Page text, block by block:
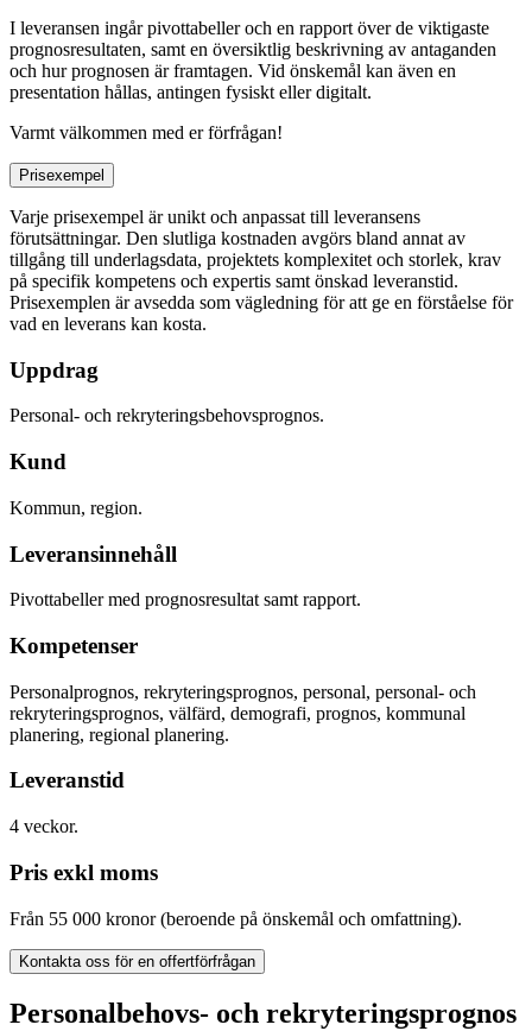
I leveransen ingår pivottabeller och en rapport över de viktigaste
prognosresultaten, samt en översiktlig beskrivning av antaganden
och hur prognosen är framtagen. Vid önskemål kan även en
presentation hållas, antingen fysiskt eller digitalt.
Varmt välkommen med er förfrågan!
Prisexempel
Varje prisexempel är unikt och anpassat till leveransens
förutsättningar. Den slutliga kostnaden avgörs bland annat av
tillgång till underlagsdata, projektets komplexitet och storlek, krav
på specifik kompetens och expertis samt önskad leveranstid.
Prisexemplen är avsedda som vägledning för att ge en förståelse för
vad en leverans kan kosta.
Uppdrag
Personal- och rekryteringsbehovsprognos.
Kund
Kommun, region.
Leveransinnehåll
Pivottabeller med prognosresultat samt rapport.
Kompetenser
Personalprognos, rekryteringsprognos, personal, personal- och
rekryteringsprognos, välfärd, demografi, prognos, kommunal
planering, regional planering.
Leveranstid
4 veckor.
Pris exkl moms
Från 55 000 kronor (beroende på önskemål och omfattning).
Kontakta oss för en offertförfrågan
Personalbehovs- och rekryteringsprognos